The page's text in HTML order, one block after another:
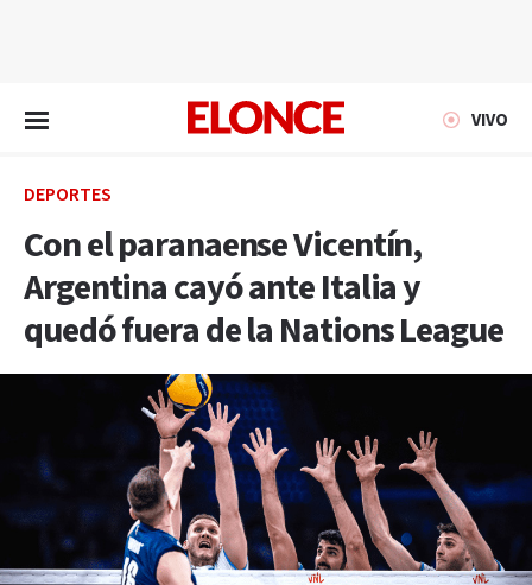
VIVO
DEPORTES
Con el paranaense Vicentín,
Argentina cayó ante Italia y
quedó fuera de la Nations League